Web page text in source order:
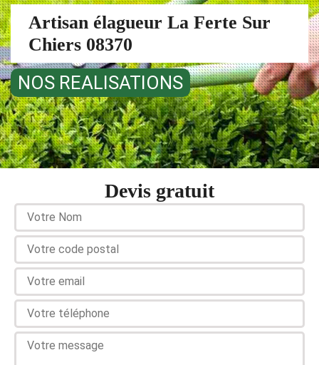
Artisan élagueur La Ferte Sur
Chiers 08370
NOS REALISATIONS
Devis gratuit